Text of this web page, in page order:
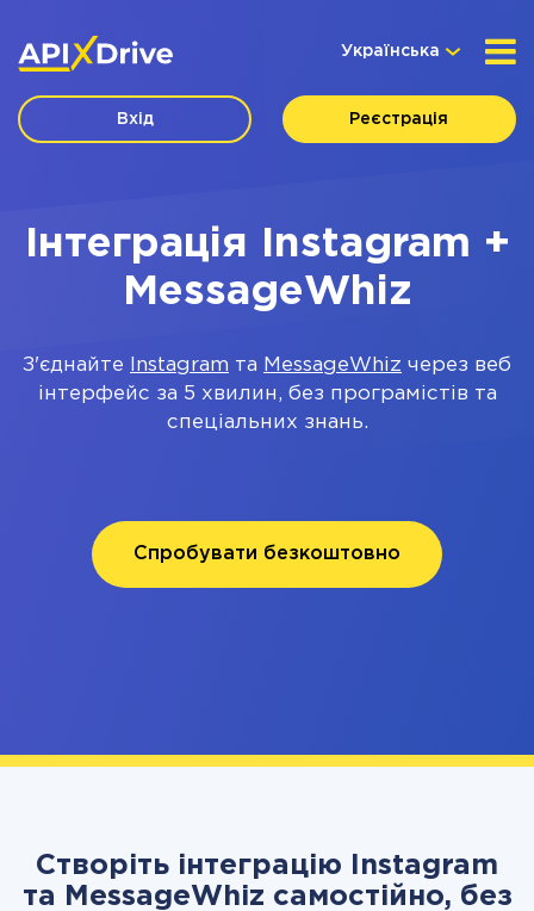
Українська
Вхід Реєстрація
Інтеграція Instagram +
MessageWhiz
З'єднайте Instagram та MessageWhiz через веб
інтерфейс за 5 хвилин, без програмістів та
спеціальних знань.
Спробувати безкоштовно
Створіть інтеграцію Instagram
та MessageWhiz самостійно, без